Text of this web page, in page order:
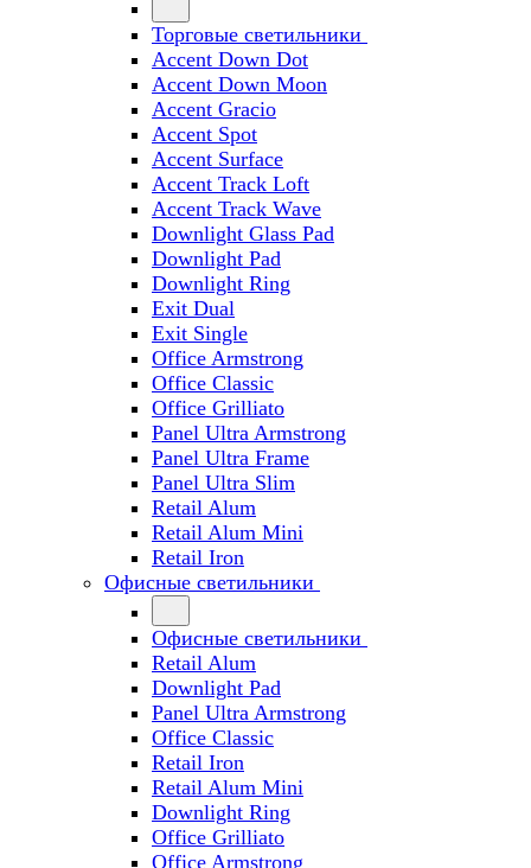
Торговые светильники
Accent Down Dot
Accent Down Moon
Accent Gracio
Accent Spot
Accent Surface
Accent Track Loft
Accent Track Wave
Downlight Glass Pad
Downlight Pad
Downlight Ring
Exit Dual
Exit Single
Office Armstrong
Office Classic
Office Grilliato
Panel Ultra Armstrong
Panel Ultra Frame
Panel Ultra Slim
Retail Alum
Retail Alum Mini
Retail Iron
Офисные светильники
Офисные светильники
Retail Alum
Downlight Pad
Panel Ultra Armstrong
Office Classic
Retail Iron
Retail Alum Mini
Downlight Ring
Office Grilliato
Office Armstrong